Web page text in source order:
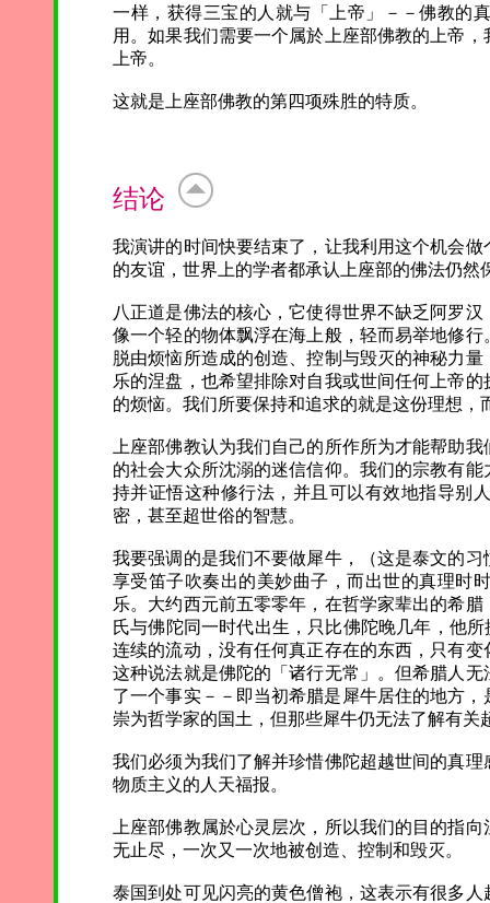
一样，获得三宝的人就与「上帝」－－佛教的
用。如果我们需要一个属於上座部佛教的上帝
上帝。
这就是上座部佛教的第四项殊胜的特质。
结论
我演讲的时间快要结束了，让我利用这个机会
的友谊，世界上的学者都承认上座部的佛法仍
八正道是佛法的核心，它使得世界不缺乏阿罗
像一个轻的物体飘浮在海上般，轻而易举地修
脱由烦恼所造成的创造、控制与毁灭的神秘力
乐的涅盘，也希望排除对自我或世间任何上帝
的烦恼。我们所要保持和追求的就是这份理想
上座部佛教认为我们自己的所作所为才能帮助
的社会大众所沈溺的迷信信仰。我们的宗教有
持并证悟这种修行法，并且可以有效地指导别
密，甚至超世俗的智慧。
我要强调的是我们不要做犀牛，（这是泰文的
享受笛子吹奏出的美妙曲子，而出世的真理时
乐。大约西元前五零零年，在哲学家辈出的希
氏与佛陀同一时代出生，只比佛陀晚几年，他
连续的流动，没有任何真正存在的东西，只有
这种说法就是佛陀的「诸行无常」。但希腊人
了一个事实－－即当初希腊是犀牛居住的地方
崇为哲学家的国土，但那些犀牛仍无法了解有关
我们必须为我们了解并珍惜佛陀超越世间的真
物质主义的人天福报。
上座部佛教属於心灵层次，所以我们的目的指
无止尽，一次又一次地被创造、控制和毁灭。
泰国到处可见闪亮的黄色僧袍，这表示有很多